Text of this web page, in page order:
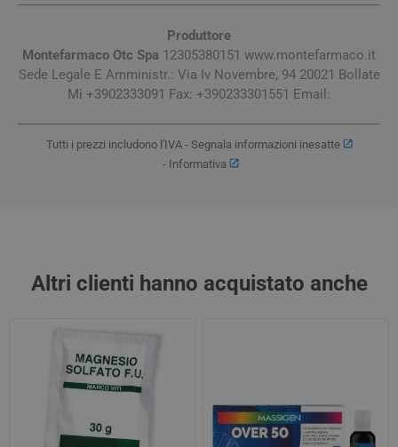
Produttore
Montefarmaco Otc Spa 12305380151 www.montefarmaco.it
Sede Legale E Amministr.: Via Iv Novembre, 94 20021 Bollate
Mi +3902333091 Fax: +390233301551 Email:
Tutti i prezzi includono l'IVA - Segnala informazioni inesatte
- Informativa
Altri clienti hanno acquistato anche